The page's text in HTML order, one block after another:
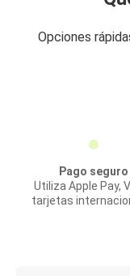
Opciones
Pago seguro
Utiliza Apple Pay,
tarjetas